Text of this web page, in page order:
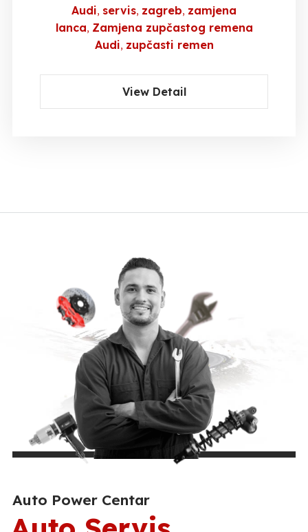
Audi servis zagreb zamjena
lanca Zamjena zupčastog remena
Audi zupčasti remen
View Detail
Auto Power Centar